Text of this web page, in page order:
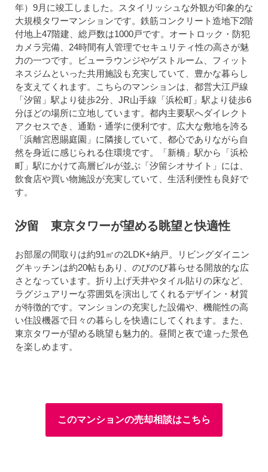
年）9月に竣工しました。スタイリッシュな外観が印象的な
大規模タワーマンションです。鉄筋コンクリート造地下2階
付地上47階建、総戸数は1000戸です。オートロック・防犯
カメラ完備、24時間有人管理でセキュリティ性の高さが魅
力の一つです。ビューラウンジやゲストルーム、フィット
ネスジムといった共用施設も充実していて、豊かな暮らし
を支えてくれます。こちらのマンションは、都営大江戸線
「汐留」駅より徒歩2分、JR山手線「浜松町」駅より徒歩6
分ほどの場所に立地しています。都内主要駅へダイレクト
アクセスでき、通勤・通学に便利です。広大な敷地を誇る
「浜離宮恩賜庭園」に隣接していて、都心でありながら自
然を身近に感じられる住環境です。「新橋」駅から「浜松
町」駅にかけて高層ビルが並ぶ「汐留シオサイト」には、
飲食店や買い物施設が充実していて、生活利便性も良好で
す。
汐留 東京タワーが望める眺望と快適性
お部屋の間取りは約91㎡の2LDK+納戸。リビングダイニン
グキッチンは約20帖もあり、のびのび暮らせる開放的な広
さとなっています。折り上げ天井やタイル貼りの床など、
ラグジュアリーな雰囲気を演出してくれるデザイン・材質
が特徴的です。マンションの充実した設備や、機能性の高
い住設機器で日々の暮らしを快適にしてくれます。また、
東京タワーが望める眺望も魅力的。昼間と夜で違った景色
を楽しめます。
このマンションの売却相談はこちら